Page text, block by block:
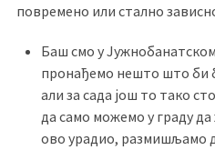
повремено или стално
Баш смо у
пронађемо нешто што би
али за сада још то тако
да само можемо у граду
ово урадио, размишљамо